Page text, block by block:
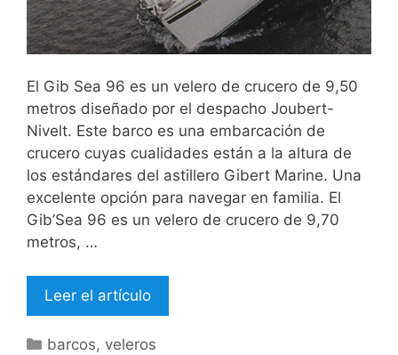
El Gib Sea 96 es un velero de crucero de 9,50
metros diseñado por el despacho Joubert-
Nivelt. Este barco es una embarcación de
crucero cuyas cualidades están a la altura de
los estándares del astillero Gibert Marine. Una
excelente opción para navegar en familia. El
Gib’Sea 96 es un velero de crucero de 9,70
metros, …
Leer el artículo
Categorías
barcos, veleros